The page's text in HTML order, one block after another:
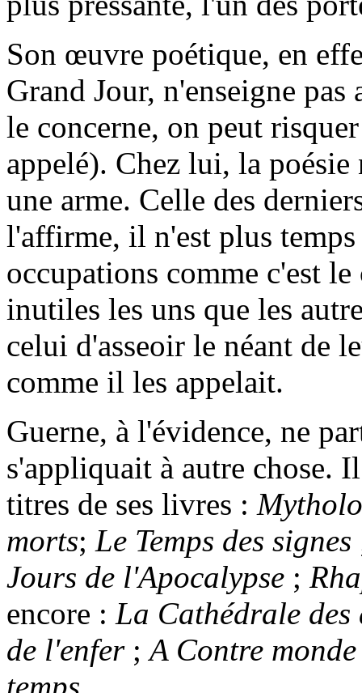
Son œuvre poétique, en
Grand Jour, n'enseigne
le concerne, on peut
appelé). Chez lui, la
une arme. Celle des
l'affirme, il n'est plus temps
occupations comme c'est
inutiles les uns que les
celui d'asseoir le néant de
comme il les appelait.
Guerne, à l'évidence, ne
s'appliquait à autre chose.
titres de ses livres :
morts; Le Temps des signes
Jours de l'Apocalypse ;
encore : La Cathédrale des
de l'enfer;A Contre monde
temps.